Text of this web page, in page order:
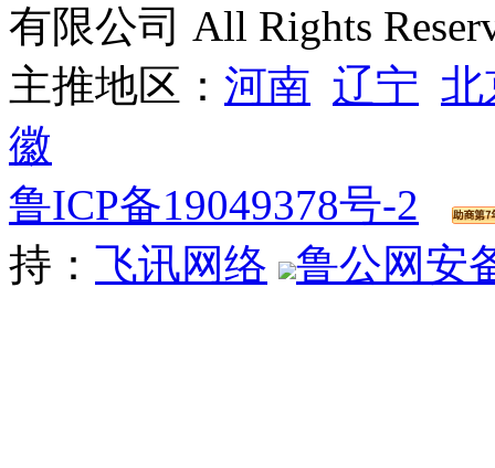
有限公司 All Rights
主推地区： 河南 辽宁 北
徽
鲁ICP备19049378号-2
持： 飞讯网络 鲁公网安